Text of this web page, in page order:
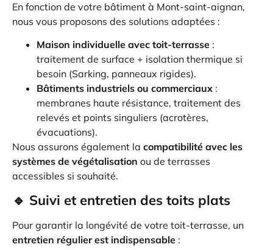
En fonction de votre bâtiment à Mont-saint-aignan,
nous vous proposons des solutions adaptées :
Maison individuelle avec toit-terrasse :
traitement de surface + isolation thermique si
besoin (Sarking, panneaux rigides).
Bâtiments industriels ou commerciaux :
membranes haute résistance, traitement des
relevés et points singuliers (acrotères,
évacuations).
Nous assurons également la compatibilité avec les
systèmes de végétalisation ou de terrasses
accessibles si souhaité.
🔹 Suivi et entretien des toits plats
Pour garantir la longévité de votre toit-terrasse, un
entretien régulier est indispensable :